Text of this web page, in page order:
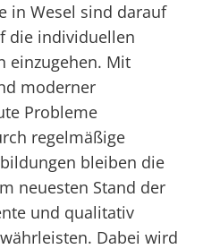
in Wesel sind darauf
die individuellen
einzugehen. Mit
moderner
Probleme
regelmäßige
bleiben die
neuesten Stand der
und qualitativ
Dabei wird